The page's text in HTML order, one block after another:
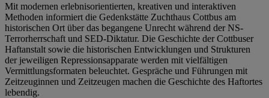
Mit modernen erlebnisorientierten, kreativen und interaktiven
Methoden informiert die Gedenkstätte Zuchthaus Cottbus am
historischen Ort über das begangene Unrecht während der NS-
Terrorherrschaft und SED-Diktatur. Die Geschichte der Cottbuser
Haftanstalt sowie die historischen Entwicklungen und Strukturen
der jeweiligen Repressionsapparate werden mit vielfältigen
Vermittlungsformaten beleuchtet. Gespräche und Führungen mit
Zeitzeuginnen und Zeitzeugen machen die Geschichte des Haftortes
lebendig.